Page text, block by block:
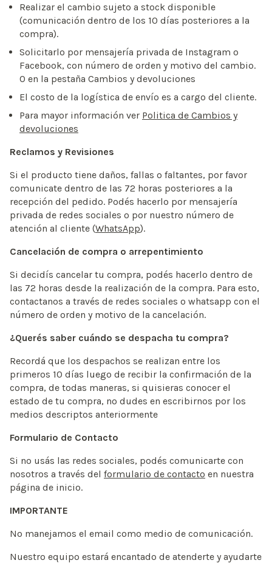
Realizar el cambio sujeto a stock disponible
(comunicación dentro de los 10 días posteriores a la
compra).
Solicitarlo por mensajería privada de Instagram o
Facebook, con número de orden y motivo del cambio.
O en la pestaña Cambios y devoluciones
El costo de la logística de envío es a cargo del cliente.
Para mayor información ver Politica de Cambios y
devoluciones
Reclamos y Revisiones
Si el producto tiene daños, fallas o faltantes, por favor
comunicate dentro de las 72 horas posteriores a la
recepción del pedido. Podés hacerlo por mensajería
privada de redes sociales o por nuestro número de
atención al cliente (WhatsApp).
Cancelación de compra o arrepentimiento
Si decidís cancelar tu compra, podés hacerlo dentro de
las 72 horas desde la realización de la compra. Para esto,
contactanos a través de redes sociales o whatsapp con el
número de orden y motivo de la cancelación.
¿Querés saber cuándo se despacha tu compra?
Recordá que los despachos se realizan entre los
primeros 10 días luego de recibir la confirmación de la
compra, de todas maneras, si quisieras conocer el
estado de tu compra, no dudes en escribirnos por los
medios descriptos anteriormente
Formulario de Contacto
Si no usás las redes sociales, podés comunicarte con
nosotros a través del formulario de contacto en nuestra
página de inicio.
IMPORTANTE
No manejamos el email como medio de comunicación.
Nuestro equipo estará encantado de atenderte y ayudarte